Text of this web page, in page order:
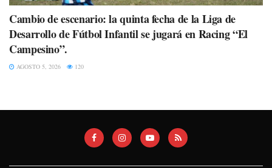
Cambio de escenario: la quinta fecha de la Liga de
Desarrollo de Fútbol Infantil se jugará en Racing “El
Campesino”.
AGOSTO 5, 2026 120